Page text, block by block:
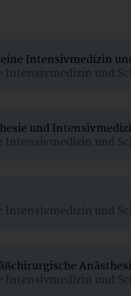
Intensivmedizin
und
und
und
und
und